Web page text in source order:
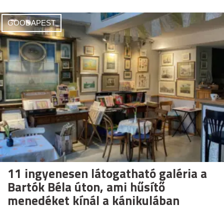
GOODAPEST
11 ingyenesen látogatható galéria a
Bartók Béla úton, ami hűsítő
menedéket kínál a kánikulában